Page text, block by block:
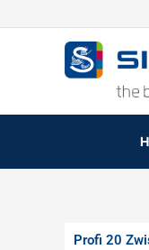
Inhalt
Profi 20